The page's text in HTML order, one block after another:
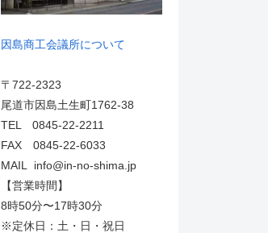
因島商工会議所について
〒722-2323
尾道市因島土生町1762-38
TEL 0845-22-2211
FAX 0845-22-6033
MAIL info@in-no-shima.jp
【営業時間】
8時50分〜17時30分
※定休日：土・日・祝日